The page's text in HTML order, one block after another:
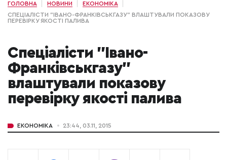
ГОЛОВНА НОВИНИ
ЕКОНОМІКА
СПЕЦІАЛІСТИ "ІВАНО-ФРАНКІВСЬКГАЗУ" ВЛАШТУВАЛИ ПОКАЗОВУ
ПЕРЕВІРКУ ЯКОСТІ ПАЛИВА
Спеціалісти "Івано-
Франківськгазу"
влаштували показову
перевірку якості палива
ЕКОНОМІКА 23:44, 03.11, 2015